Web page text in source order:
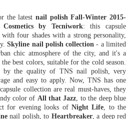
the latestnail polish Fall-Winter 2015-
Cosmetics by Tecniwork: this capsule
four shades with a strong personality,
Skyline nail polish collection - a limited
chic atmosphere of the city, and it's a
best colors, suitable for the cold season.
by the quality of TNS nail polish, very
and easy to apply. Now, TNS has one
collection are real must-haves, they
color of All that Jazz , to the deep blue
for evening looks of Night Life , to the
nail polish, to Heartbreaker, a deep red